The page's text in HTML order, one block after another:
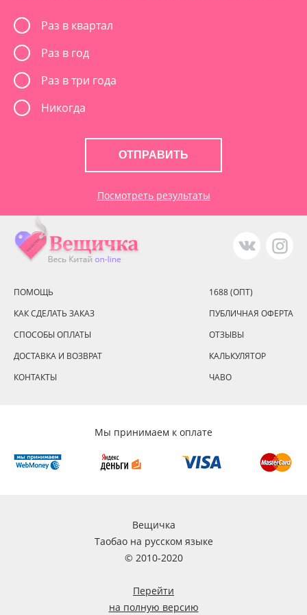
Раз в квартал
Раз в год
Раз в три года
Никогда
ОТПРАВИТЬ
Посмотреть результаты
ПОМОЩЬ
КАК СДЕЛАТЬ ЗАКАЗ
СПОСОБЫ ОПЛАТЫ
ДОСТАВКА И ВОЗВРАТ
КОНТАКТЫ
1688 (ОПТ)
ПУБЛИЧНАЯ ОФЕРТА
ОТЗЫВЫ
КАЛЬКУЛЯТОР
ЧАВО
Мы принимаем к оплате
Вещичка
Таобао на русском языке
© 2010-2020
Перейти
на полную версию